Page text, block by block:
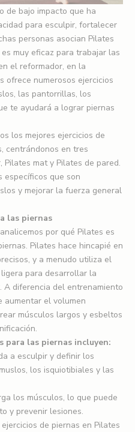
de bajo impacto que ha
para esculpir, fortalecer
personas asocian Pilates
muy eficaz para trabajar las
el reformador, en la
ofrece numerosos ejercicios
las pantorrillas, los
te ayudará a lograr piernas
los mejores ejercicios de
centrándonos en tres
mat y Pilates de pared.
específicos que son
y mejorar la fuerza general
las piernas
por qué Pilates es
Pilates hace hincapié en
y a menudo utiliza el
para desarrollar la
A diferencia del entrenamiento
aumentar el volumen
músculos largos y esbeltos
para las piernas incluyen:
a esculpir y definir los
los isquiotibiales y las
los músculos, lo que puede
y prevenir lesiones.
de piernas en Pilates